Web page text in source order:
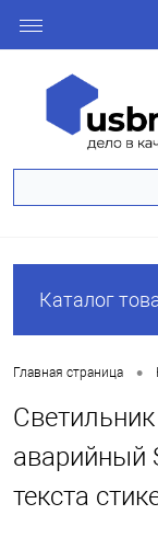
Каталог
Главная страница •
аварийный
текста